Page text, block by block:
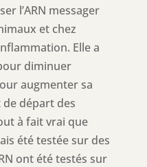
l’ARN messager
et chez
Elle a
diminuer
augmenter sa
de départ des
à fait vrai que
été testée sur des
ont été testés sur